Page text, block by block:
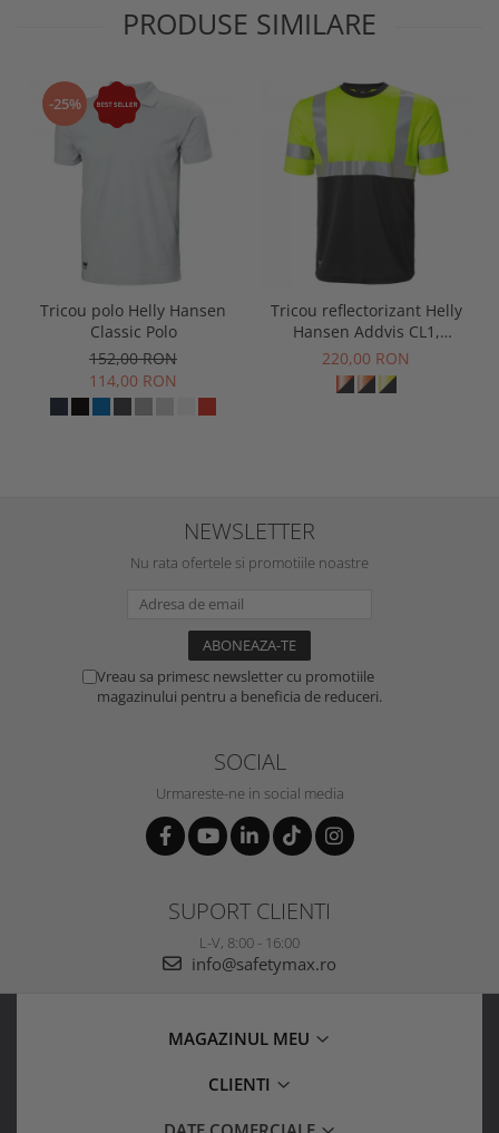
PRODUSE SIMILARE
-25%
Tricou polo Helly Hansen
Classic Polo
152,00 RON
114,00 RON
Tricou reflectorizant Helly
Hansen Addvis CL1,
galben/negru abanos, XS
220,00 RON
NEWSLETTER
Nu rata ofertele si promotiile noastre
Vreau sa primesc newsletter cu promotiile
magazinului pentru a beneficia de reduceri.
SOCIAL
Urmareste-ne in social media
SUPORT CLIENTI
L-V, 8:00 - 16:00
info@safetymax.ro
MAGAZINUL MEU
CLIENTI